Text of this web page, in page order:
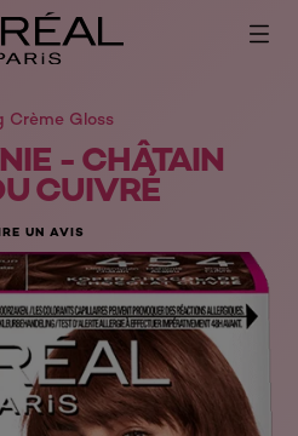
Crème Gloss
- CHÂTAIN
CUIVRÉ
UN AVIS